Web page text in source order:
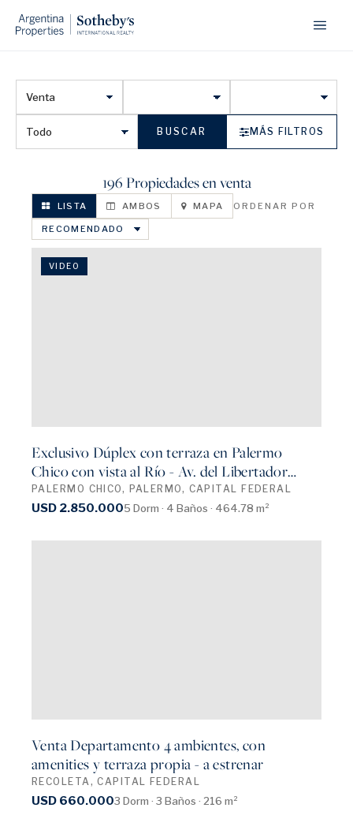
BUSCAR MÁS FILTROS
196 Propiedades en venta
LISTA AMBOS MAPA ORDENAR POR
VIDEO
Exclusivo Dúplex con terraza en Palermo
Chico con vista al Río - Av. del Libertador
2100
PALERMO CHICO, PALERMO, CAPITAL FEDERAL
USD 2.850.0005 Dorm · 4 Baños · 464.78 m²
Venta Departamento 4 ambientes, con
amenities y terraza propia - a estrenar
RECOLETA, CAPITAL FEDERAL
USD 660.0003 Dorm · 3 Baños · 216 m²